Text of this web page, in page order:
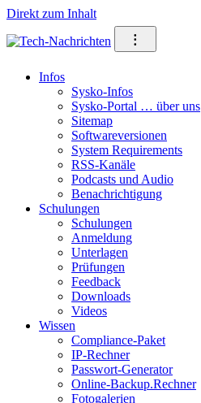
Direkt zum Inhalt
⁝
Infos
Sysko-Infos
Sysko-Portal … über uns
Sitemap
Softwareversionen
System Requirements
RSS-Kanäle
Podcasts und Audio
Benachrichtigung
Schulungen
Schulungen
Anmeldung
Unterlagen
Prüfungen
Feedback
Downloads
Videos
Wissen
Compliance-Paket
IP-Rechner
Passwort-Generator
Online-Backup.Rechner
Fotogalerien